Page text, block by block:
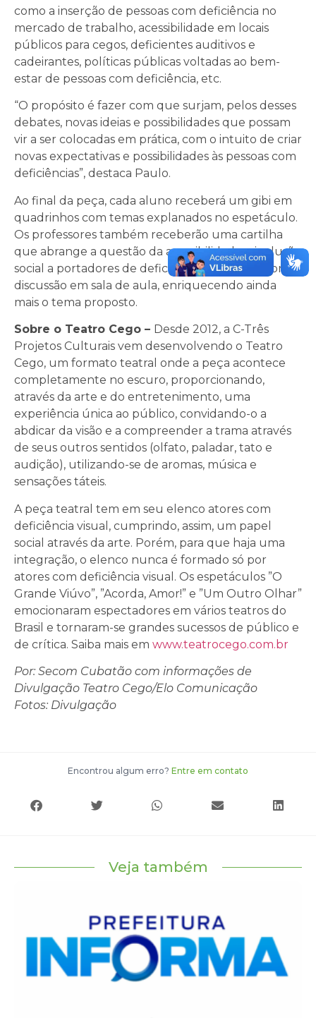
como a inserção de pessoas com deficiência no
mercado de trabalho, acessibilidade em locais
públicos para cegos, deficientes auditivos e
cadeirantes, políticas públicas voltadas ao bem-
estar de pessoas com deficiência, etc.
“O propósito é fazer com que surjam, pelos desses
debates, novas ideias e possibilidades que possam
vir a ser colocadas em prática, com o intuito de criar
novas expectativas e possibilidades às pessoas com
deficiências”, destaca Paulo.
Ao final da peça, cada aluno receberá um gibi em
quadrinhos com temas explanados no espetáculo.
Os professores também receberão uma cartilha
que abrange a questão da acessibilidade e inclusão
social a portadores de deficiência, para posterior
discussão em sala de aula, enriquecendo ainda
mais o tema proposto.
Sobre o Teatro Cego – Desde 2012, a C-Três
Projetos Culturais vem desenvolvendo o Teatro
Cego, um formato teatral onde a peça acontece
completamente no escuro, proporcionando,
através da arte e do entretenimento, uma
experiência única ao público, convidando-o a
abdicar da visão e a compreender a trama através
de seus outros sentidos (olfato, paladar, tato e
audição), utilizando-se de aromas, música e
sensações táteis.
A peça teatral tem em seu elenco atores com
deficiência visual, cumprindo, assim, um papel
social através da arte. Porém, para que haja uma
integração, o elenco nunca é formado só por
atores com deficiência visual. Os espetáculos ”O
Grande Viúvo”, ”Acorda, Amor!” e ”Um Outro Olhar”
emocionaram espectadores em vários teatros do
Brasil e tornaram-se grandes sucessos de público e
de crítica. Saiba mais em www.teatrocego.com.br
Por: Secom Cubatão com informações de
Divulgação Teatro Cego/Elo Comunicação
Fotos: Divulgação
Encontrou algum erro? Entre em contato
Veja também